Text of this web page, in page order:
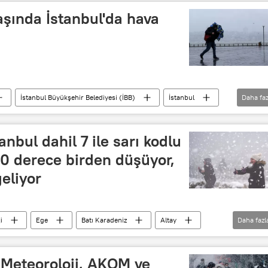
İstanbul'da hava
İstanbul Büyükşehir Belediyesi (İBB)
İstanbul
Soğuk hava
Daha
dahil 7 ile sarı kodlu
derece birden düşüyor,
Ege Batı Karadeniz
Altay
Kar fırtınası Kar tatili
Soğuk
Daha
AKOM ve